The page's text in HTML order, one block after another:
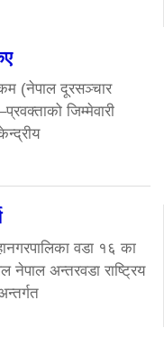
(नेपाल दूरसञ्चार
जिम्मेवारी
वडा १६ का
नेपाल अन्तरवडा राष्ट्रिय